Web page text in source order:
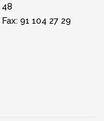
48
Fax: 91 104 27 29